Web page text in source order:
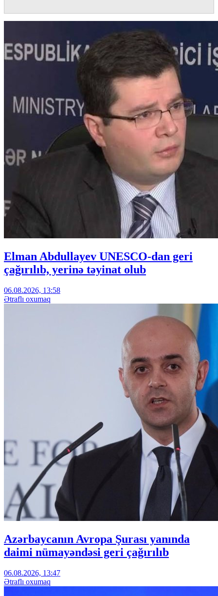
Elman Abdullayev UNESCO-dan geri
çağırılıb, yerinə təyinat olub
06.08.2026, 13:58
Ətraflı oxumaq
Azərbaycanın Avropa Şurası yanında
daimi nümayəndəsi geri çağırılıb
06.08.2026, 13:47
Ətraflı oxumaq